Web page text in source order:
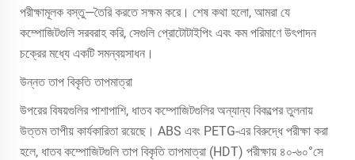
পরীক্ষামূলক বস্তু—তৈরি করতে সক্ষম করে। শেষ কথা হলো, আমরা যে
কম্পোজিটগুলি সরবরাহ করি, সেগুলি প্রোটোটাইপিং এবং কম পরিমাণে উৎপাদন
চক্রের মধ্যে একটি সমন্বয়সাধন।
উন্নত তাপ বিকৃতি তাপমাত্রা
উপরের বিষয়গুলির পাশাপাশি, ধাতব কম্পোজিটগুলির অন্যান্য বিকল্পের তুলনায়
উত্তম তাপীয় কার্যকারিতা রয়েছে। ABS এবং PETG-এর বিরুদ্ধে পরীক্ষা করা
হলে, ধাতব কম্পোজিটগুলি তাপ বিকৃতি তাপমাত্রা (HDT) পরীক্ষায় ৪০-৬০°সে